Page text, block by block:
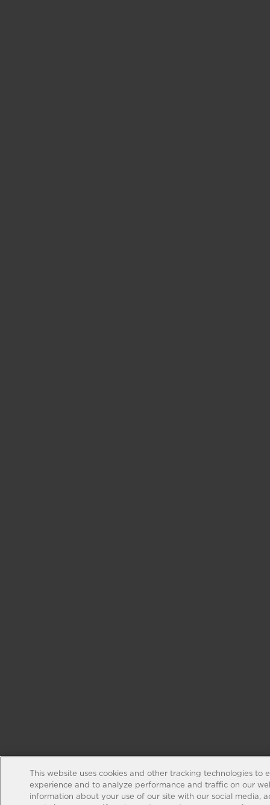
This website uses cookies and other tracking technologies to
experience and to analyze performance and traffic on our
information about your use of our site with our social media,